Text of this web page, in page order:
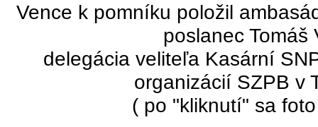
Vence k pomníku položil
poslanec Tomáš
delegácia veliteľa Kasární
organizácií SZPB v
( po "kliknutí" sa